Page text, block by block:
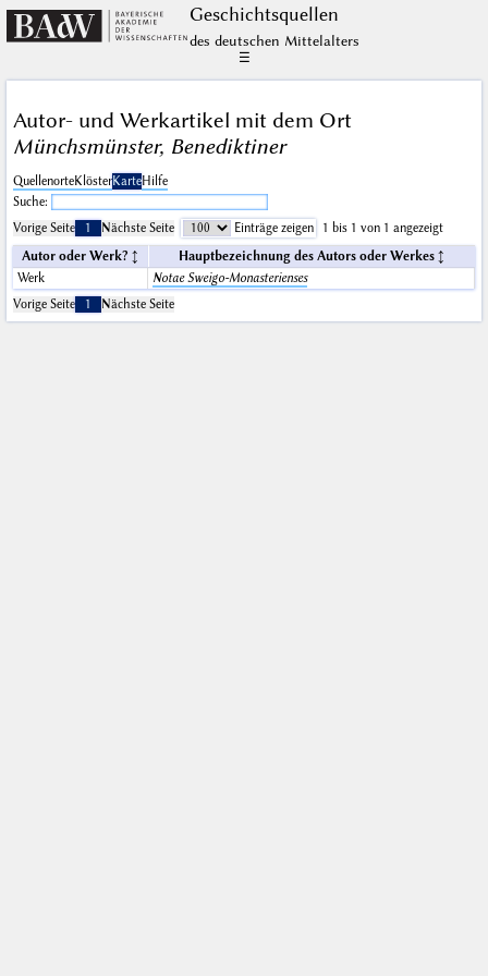
Geschichts­quellen
des deutschen Mittelalters
☰
Autor- und Werkartikel mit dem Ort
Münchsmünster, Benediktiner
QuellenorteKlösterKarteHilfe
Suche:
Vorige Seite
1 Nächste Seite Einträge zeigen
1 bis 1 von 1 angezeigt
Autor oder Werk?
Hauptbezeichnung des Autors oder Werkes
Werk
Notae Sweigo-Monasterienses
Vorige Seite
1 Nächste Seite